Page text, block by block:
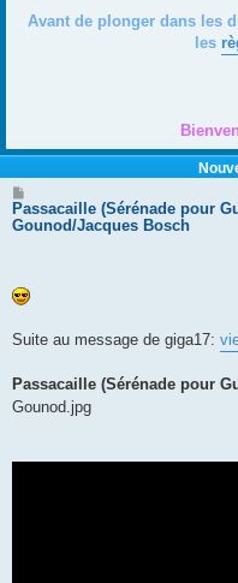
Avant de plonger dans les
les
e
s
e
Passacaille (Sérénade pour
Gounod/Jacques Bosch
Suite au message de giga17:
Passacaille (Sérénade pour
Gounod.jpg